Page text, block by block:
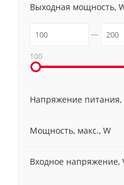
Выходная мощность,
100
Напряжение питания,
Мощность, макс., W
Входное напряжение,